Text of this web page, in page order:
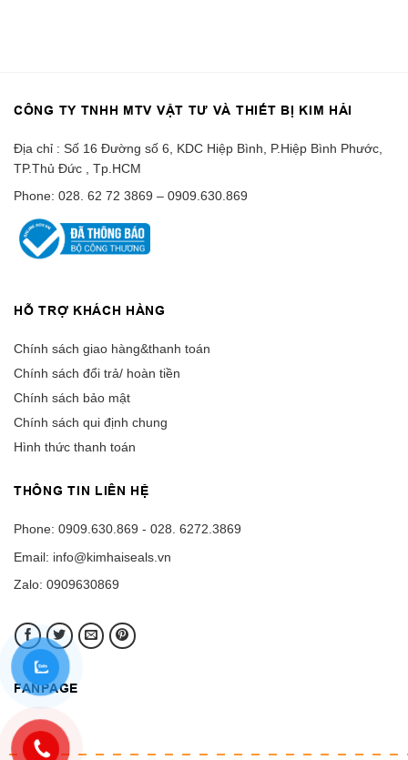
CÔNG TY TNHH MTV VẬT TƯ VÀ THIẾT BỊ KIM HẢI
Địa chỉ : Số 16 Đường số 6, KDC Hiệp Bình, P.Hiệp Bình Phước,
TP.Thủ Đức , Tp.HCM
Phone: 028. 62 72 3869 – 0909.630.869
HỖ TRỢ KHÁCH HÀNG
Chính sách giao hàng&thanh toán
Chính sách đổi trả/ hoàn tiền
Chính sách bảo mật
Chính sách qui định chung
Hình thức thanh toán
THÔNG TIN LIÊN HỆ
Phone: 0909.630.869 - 028. 6272.3869
Email: info@kimhaiseals.vn
Zalo: 0909630869
FANPAGE